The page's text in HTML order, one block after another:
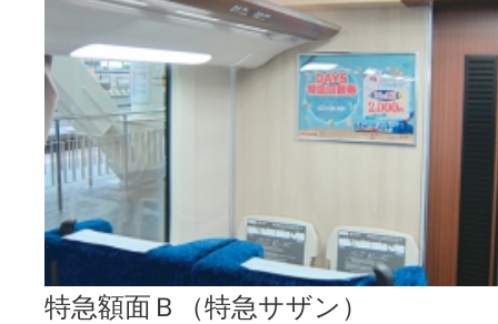
特急額面Ｂ（特急サザン）